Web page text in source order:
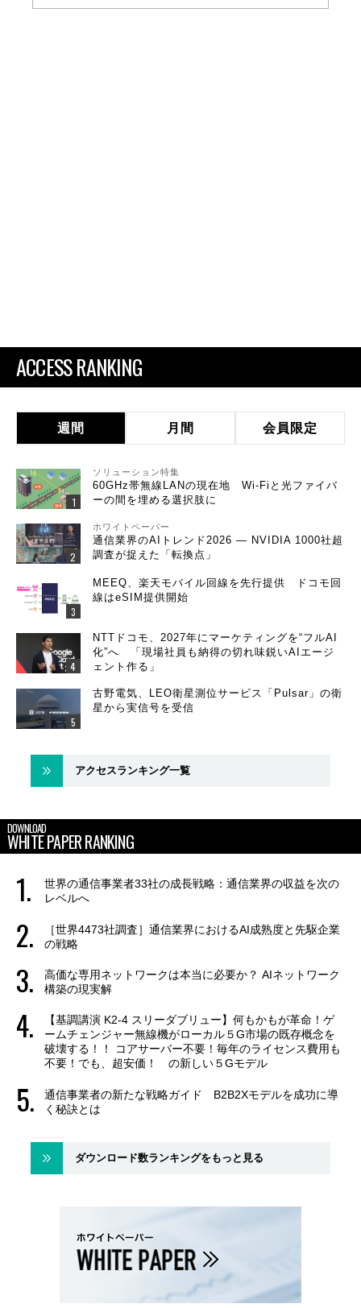
ACCESS RANKING
週間 月間 会員限定
ソリューション特集
60GHz帯無線LANの現在地 Wi-Fiと光ファイバ
ーの間を埋める選択肢に
ホワイトペーパー
通信業界のAIトレンド2026 ― NVIDIA 1000社超
調査が捉えた「転換点」
MEEQ、楽天モバイル回線を先行提供 ドコモ回
線はeSIM提供開始
NTTドコモ、2027年にマーケティングを“フルAI
化”へ 「現場社員も納得の切れ味鋭いAIエージ
ェント作る」
古野電気、LEO衛星測位サービス「Pulsar」の衛
星から実信号を受信
アクセスランキング一覧
DOWNLOAD
WHITE PAPER RANKING
世界の通信事業者33社の成長戦略：通信業界の収益を次の
レベルへ
［世界4473社調査］通信業界におけるAI成熟度と先駆企業
の戦略
高価な専用ネットワークは本当に必要か？ AIネットワーク
構築の現実解
【基調講演 K2-4 スリーダブリュー】何もかもが革命！ゲ
ームチェンジャー無線機がローカル５G市場の既存概念を
破壊する！！ コアサーバー不要！毎年のライセンス費用も
不要！でも、超安価！ の新しい５Gモデル
通信事業者の新たな戦略ガイド B2B2Xモデルを成功に導
く秘訣とは
ダウンロード数ランキングをもっと見る